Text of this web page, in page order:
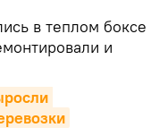
в теплом боксе
и